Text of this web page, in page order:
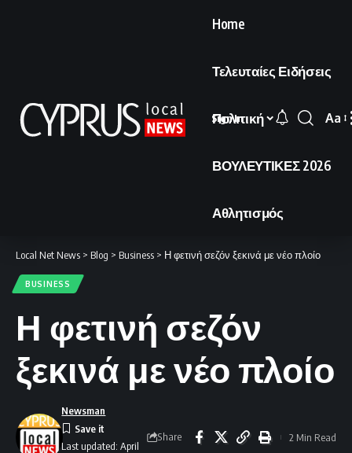
Home
Τελευταίες Ειδήσεις
Πολιτική
ΒΟΥΛΕΥΤΙΚΕΣ 2026
Αθλητισμός
Sign In
Font
Aa
Local Net News > Blog > Business > Η φετινή σεζόν ξεκινά με νέο πλοίο
BUSINESS
Η φετινή σεζόν
ξεκινά με νέο πλοίο
Last updated: April
Newsman
Share 2 Min Read